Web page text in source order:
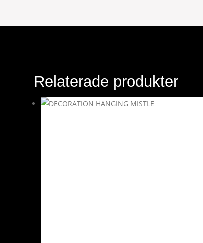
Relaterade produkter